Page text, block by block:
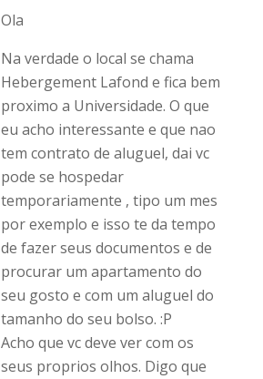
Ola
Na verdade o local se chama
Hebergement Lafond e fica bem
proximo a Universidade. O que
eu acho interessante e que nao
tem contrato de aluguel, dai vc
pode se hospedar
temporariamente , tipo um mes
por exemplo e isso te da tempo
de fazer seus documentos e de
procurar um apartamento do
seu gosto e com um aluguel do
tamanho do seu bolso. :P
Acho que vc deve ver com os
seus proprios olhos. Digo que